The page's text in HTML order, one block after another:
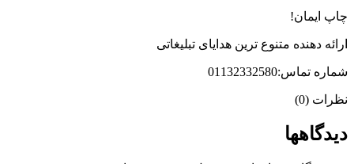
چاپ ایمان!
ارائه دهنده متنوع ترین هدایای تبلیغاتی
شماره تماس:01132332580
نظرات (0)
دیدگاهها